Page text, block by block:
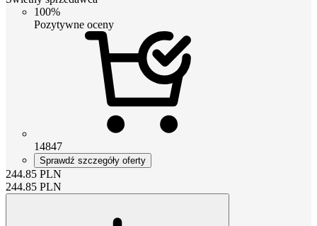
100%
Pozytywne oceny
14847
Sprawdź szczegóły oferty
244.85 PLN
244.85 PLN